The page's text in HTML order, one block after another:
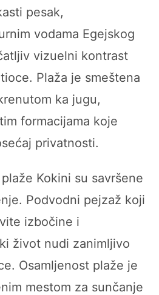
pesak,
vodama Egejskog
vizuelni kontrast
Plaža je smeštena
ka jugu,
formacijama koje
privatnosti.
Kokini su savršene
Podvodni pejzaž koji
izbočine i
život nudi zanimljivo
Osamljenost plaže je
mestom za sunčanje